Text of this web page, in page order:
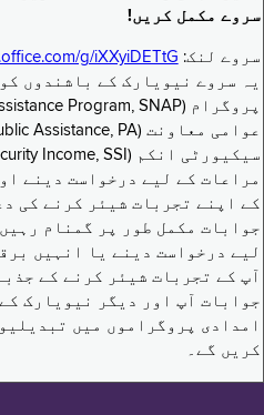
سروے مکمل کریں!
سروے لنک: g/iXXyiDETtG
یہ سروے نیویارک کے باشندوں
مراعات کے لیے درخواست دینے
کے اپنے تجربات شیئر کرنے کی
جوابات مکمل طور پر گمنام
لیے درخواست دینے یا انہیں
آپ کے تجربات شیئر کرنے کے
جوابات آپ اور دیگر نیویارک
امدادی پروگراموں میں
کریں گے۔